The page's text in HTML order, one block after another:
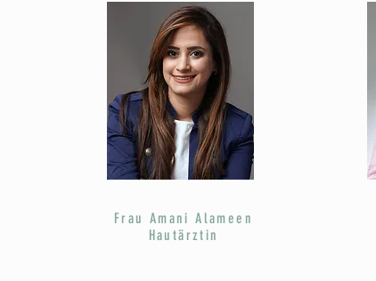
Frau Amani Alameen
Hautärztin